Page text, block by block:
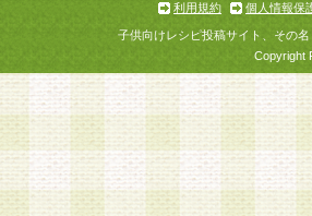
利用規約
個人情報保
子供向けレシピ投稿サイト、その
Copyright